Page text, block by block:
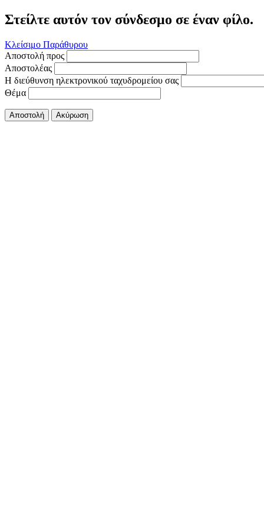
Στείλτε αυτόν τον σύνδεσμο σε έναν φίλο.
Κλείσιμο Παράθυρου
Αποστολή προς
Αποστολέας
Η διεύθυνση ηλεκτρονικού ταχυδρομείου σας
Θέμα
Αποστολή Ακύρωση